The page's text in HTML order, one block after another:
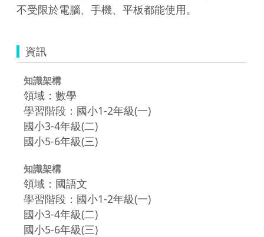
不受限於電腦、手機、平板都能使用。
資訊
知識架構
領域：數學
學習階段：國小1-2年級(一)
國小3-4年級(二)
國小5-6年級(三)
知識架構
領域：國語文
學習階段：國小1-2年級(一)
國小3-4年級(二)
國小5-6年級(三)